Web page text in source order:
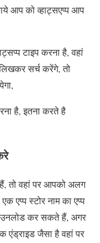
आप को व्हाट्सएप्प आप
टाइप करना है, वहां
सर्च करेंगे, तो
है, इतना करते है
तो वहां पर आपको अलग
एप्प स्टोर नाम का एप्प
कर सकते हैं, अगर
एंड्राइड जैसा है वहां पर